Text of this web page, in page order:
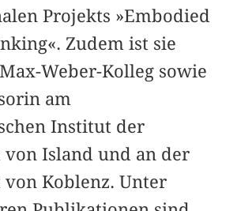
Projekts »Embodied
Zudem ist sie
Weber-Kolleg sowie
am
Institut der
Island und an der
Koblenz. Unter